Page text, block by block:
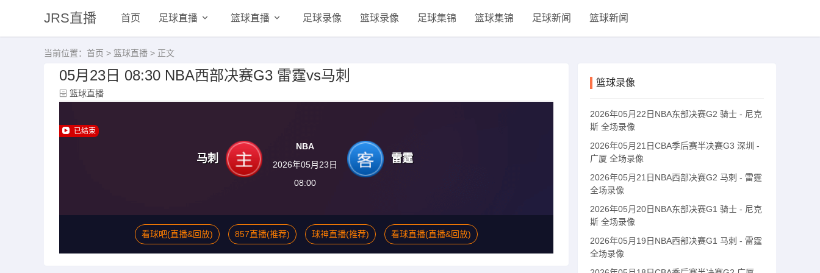
JRS直播 首页 足球直播 篮球直播 足球录像 篮球录像 足球集锦 篮球集锦 足球新闻 篮球新闻
当前位置： 首页 > 篮球直播 > 正文
05月23日 08:30 NBA西部决赛G3 雷霆vs马刺
篮球直播
已结束
马刺
NBA
2026年05月23日
08:00
雷霆
看球吧(直播&回放) 857直播(推荐) 球神直播(推荐) 看球直播(直播&回放)
篮球录像
2026年05月22日NBA东部决赛G2 骑士 - 尼克
斯 全场录像
2026年05月21日CBA季后赛半决赛G3 深圳 -
广厦 全场录像
2026年05月21日NBA西部决赛G2 马刺 - 雷霆
全场录像
2026年05月20日NBA东部决赛G1 骑士 - 尼克
斯 全场录像
2026年05月19日NBA西部决赛G1 马刺 - 雷霆
全场录像